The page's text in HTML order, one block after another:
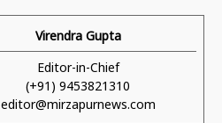
Virendra Gupta
Editor-in-Chief
(+91) 9453821310
editor@mirzapurnews.com